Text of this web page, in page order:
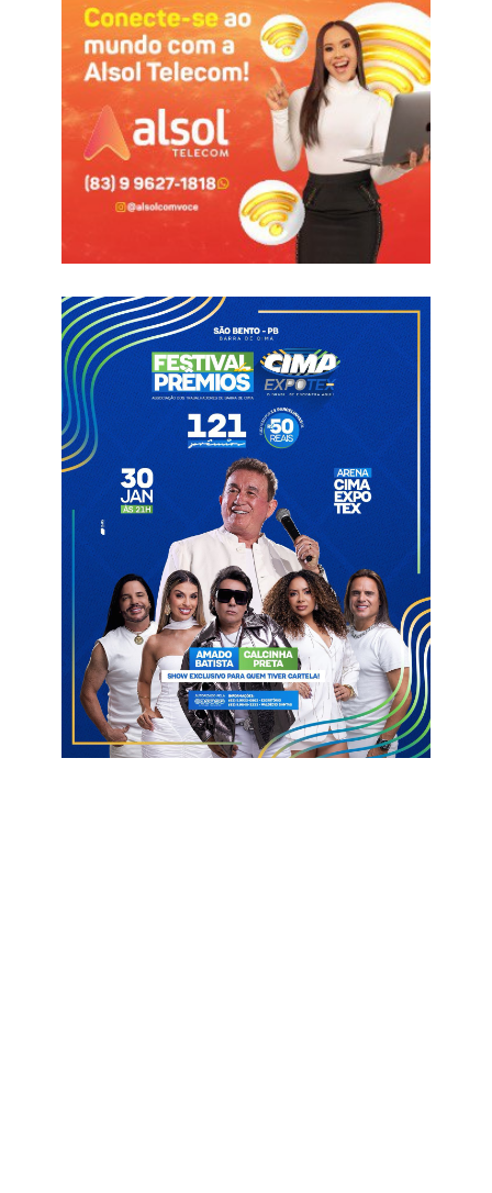
camisa de todos os candidatos que estou apoiando, Jarques a
quem sou grato, Murilo Galdino que investe em nossa cidade,
dos senadores Nabor Wanderley e Veneziano que são amigos
de São Bento e por fim o governador Lucas Ribeiro com quem
temos um diálogo bom e que também será eleito.
Ver essa foto no Instagram